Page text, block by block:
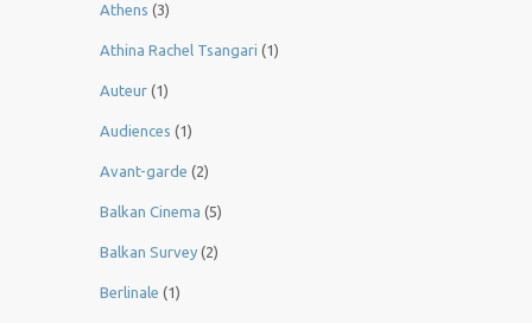
Athens (3)
Athina Rachel Tsangari (1)
Auteur (1)
Audiences (1)
Avant-garde (2)
Balkan Cinema (5)
Balkan Survey (2)
Berlinale (1)